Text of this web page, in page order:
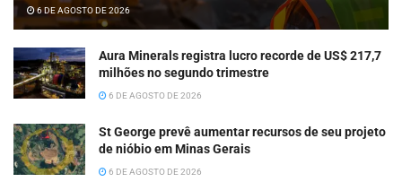
6 DE AGOSTO DE 2026
Aura Minerals registra lucro recorde de US$ 217,7
milhões no segundo trimestre
6 DE AGOSTO DE 2026
St George prevê aumentar recursos de seu projeto
de nióbio em Minas Gerais
6 DE AGOSTO DE 2026